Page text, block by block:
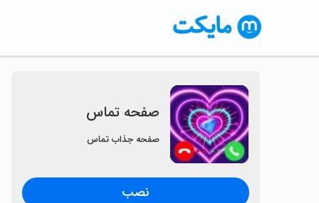
صفحه تماس
صفحه جذاب تماس
نصب